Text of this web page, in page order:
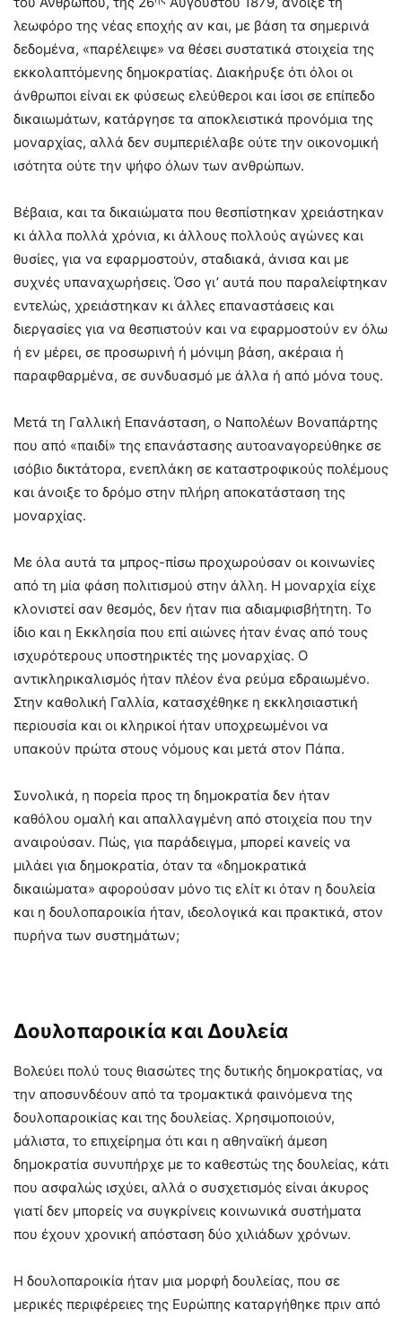
λεωφόρο της νέας εποχής αν και, με βάση τα σημερινά
δεδομένα, «παρέλειψε» να θέσει συστατικά στοιχεία της
εκκολαπτόμενης δημοκρατίας. Διακήρυξε ότι όλοι οι
άνθρωποι είναι εκ φύσεως ελεύθεροι και ίσοι σε επίπεδο
δικαιωμάτων, κατάργησε τα αποκλειστικά προνόμια της
μοναρχίας, αλλά δεν συμπεριέλαβε ούτε την οικονομική
ισότητα ούτε την ψήφο όλων των ανθρώπων.
Βέβαια, και τα δικαιώματα που θεσπίστηκαν χρειάστηκαν
κι άλλα πολλά χρόνια, κι άλλους πολλούς αγώνες και
θυσίες, για να εφαρμοστούν, σταδιακά, άνισα και με
συχνές υπαναχωρήσεις. Όσο γι’ αυτά που παραλείφτηκαν
εντελώς, χρειάστηκαν κι άλλες επαναστάσεις και
διεργασίες για να θεσπιστούν και να εφαρμοστούν εν όλω
ή εν μέρει, σε προσωρινή ή μόνιμη βάση, ακέραια ή
παραφθαρμένα, σε συνδυασμό με άλλα ή από μόνα τους.
Μετά τη Γαλλική Επανάσταση, ο Ναπολέων Βοναπάρτης
που από «παιδί» της επανάστασης αυτοαναγορεύθηκε σε
ισόβιο δικτάτορα, ενεπλάκη σε καταστροφικούς πολέμους
και άνοιξε το δρόμο στην πλήρη αποκατάσταση της
μοναρχίας.
Με όλα αυτά τα μπρος-πίσω προχωρούσαν οι κοινωνίες
από τη μία φάση πολιτισμού στην άλλη. Η μοναρχία είχε
κλονιστεί σαν θεσμός, δεν ήταν πια αδιαμφισβήτητη. Το
ίδιο και η Εκκλησία που επί αιώνες ήταν ένας από τους
ισχυρότερους υποστηρικτές της μοναρχίας. Ο
αντικληρικαλισμός ήταν πλέον ένα ρεύμα εδραιωμένο.
Στην καθολική Γαλλία, κατασχέθηκε η εκκλησιαστική
περιουσία και οι κληρικοί ήταν υποχρεωμένοι να
υπακούν πρώτα στους νόμους και μετά στον Πάπα.
Συνολικά, η πορεία προς τη δημοκρατία δεν ήταν
καθόλου ομαλή και απαλλαγμένη από στοιχεία που την
αναιρούσαν. Πώς, για παράδειγμα, μπορεί κανείς να
μιλάει για δημοκρατία, όταν τα «δημοκρατικά
δικαιώματα» αφορούσαν μόνο τις ελίτ κι όταν η δουλεία
και η δουλοπαροικία ήταν, ιδεολογικά και πρακτικά, στον
πυρήνα των συστημάτων;
Δουλοπαροικία και Δουλεία
Βολεύει πολύ τους θιασώτες της δυτικής δημοκρατίας, να
την αποσυνδέουν από τα τρομακτικά φαινόμενα της
δουλοπαροικίας και της δουλείας. Χρησιμοποιούν,
μάλιστα, το επιχείρημα ότι και η αθηναϊκή άμεση
δημοκρατία συνυπήρχε με το καθεστώς της δουλείας, κάτι
που ασφαλώς ισχύει, αλλά ο συσχετισμός είναι άκυρος
γιατί δεν μπορείς να συγκρίνεις κοινωνικά συστήματα
που έχουν χρονική απόσταση δύο χιλιάδων χρόνων.
Η δουλοπαροικία ήταν μια μορφή δουλείας, που σε
μερικές περιφέρειες της Ευρώπης καταργήθηκε πριν από